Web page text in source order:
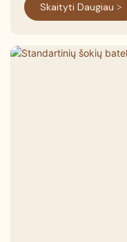
Skaityti Daugiau >